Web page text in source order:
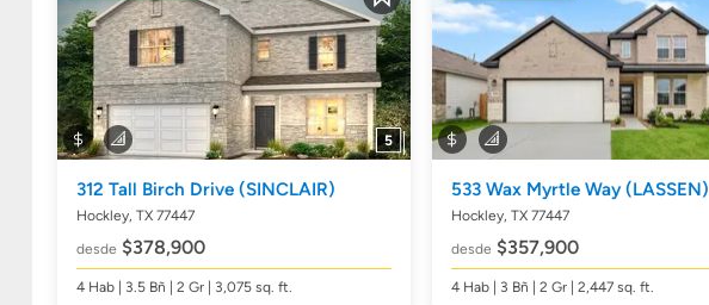
Guardar
5
312 Tall Birch Drive (SINCLAIR)
Hockley, TX 77447
desde $378,900
4 Hab | 3.5 Bñ | 2 Gr | 3,075 sq. ft.
533 Wax Myrtle Way(LASSEN)
Hockley, TX 77447
desde $357,900
4 Hab| 3 Bñ | 2 Gr | 2,447 sq. ft.